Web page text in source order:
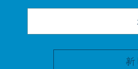
新